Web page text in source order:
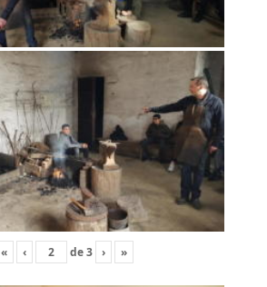
« ‹ de3 › »